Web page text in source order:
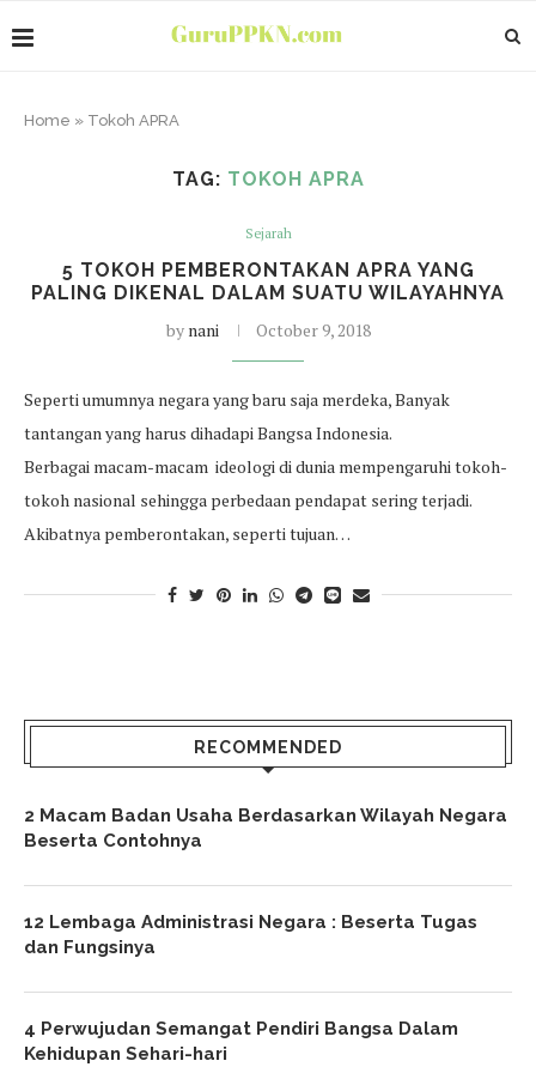
Home » Tokoh APRA
TAG: TOKOH APRA
Sejarah
5 TOKOH PEMBERONTAKAN APRA YANG
PALING DIKENAL DALAM SUATU WILAYAHNYA
by nani October 9, 2018
Seperti umumnya negara yang baru saja merdeka, Banyak
tantangan yang harus dihadapi Bangsa Indonesia.
Berbagai macam-macam ideologi di dunia mempengaruhi tokoh-
tokoh nasional sehingga perbedaan pendapat sering terjadi.
Akibatnya pemberontakan, seperti tujuan…
RECOMMENDED
2 Macam Badan Usaha Berdasarkan Wilayah Negara
Beserta Contohnya
12 Lembaga Administrasi Negara : Beserta Tugas
dan Fungsinya
4 Perwujudan Semangat Pendiri Bangsa Dalam
Kehidupan Sehari-hari